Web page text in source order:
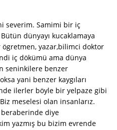
severim. Samimi bir iç
dünyayı kucaklamaya
yazar,bilimci doktor
iç dökümü ama dünya
seninkilere benzer
yani benzer kaygıları
ilerler böyle bir yelpaze gibi
meselesi olan insanlarız.
diye
yazmış bu bizim evrende